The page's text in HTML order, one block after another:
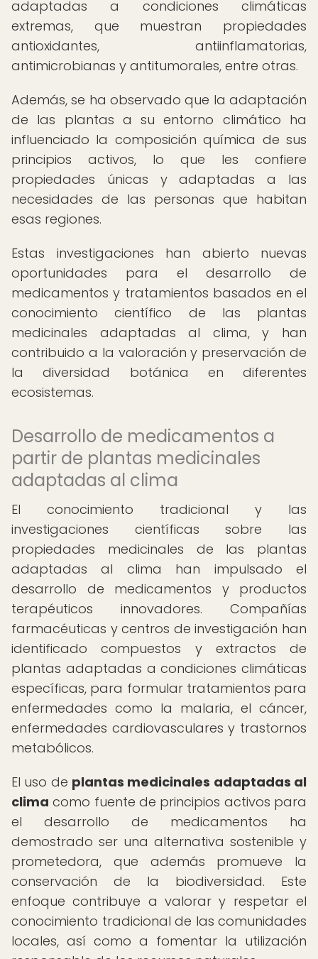
adaptadas a condiciones climáticas
extremas, que muestran propiedades
antioxidantes, antiinflamatorias,
antimicrobianas y antitumorales, entre otras.
Además, se ha observado que la adaptación
de las plantas a su entorno climático ha
influenciado la composición química de sus
principios activos, lo que les confiere
propiedades únicas y adaptadas a las
necesidades de las personas que habitan
esas regiones.
Estas investigaciones han abierto nuevas
oportunidades para el desarrollo de
medicamentos y tratamientos basados en el
conocimiento científico de las plantas
medicinales adaptadas al clima, y han
contribuido a la valoración y preservación de
la diversidad botánica en diferentes
ecosistemas.
Desarrollo de medicamentos a
partir de plantas medicinales
adaptadas al clima
El conocimiento tradicional y las
investigaciones científicas sobre las
propiedades medicinales de las plantas
adaptadas al clima han impulsado el
desarrollo de medicamentos y productos
terapéuticos innovadores. Compañías
farmacéuticas y centros de investigación han
identificado compuestos y extractos de
plantas adaptadas a condiciones climáticas
específicas, para formular tratamientos para
enfermedades como la malaria, el cáncer,
enfermedades cardiovasculares y trastornos
metabólicos.
El uso de plantas medicinales adaptadas al
clima como fuente de principios activos para
el desarrollo de medicamentos ha
demostrado ser una alternativa sostenible y
prometedora, que además promueve la
conservación de la biodiversidad. Este
enfoque contribuye a valorar y respetar el
conocimiento tradicional de las comunidades
locales, así como a fomentar la utilización